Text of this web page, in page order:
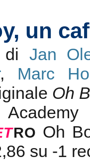
un
di Jan
, Marc
Oh
TRO Oh
su -1